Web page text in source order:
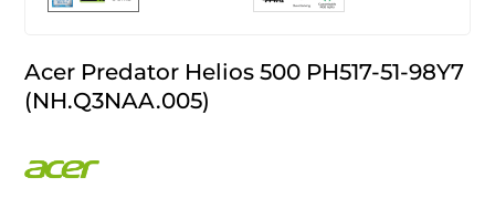
Acer Predator Helios 500 PH517-51-98Y7
(NH.Q3NAA.005)